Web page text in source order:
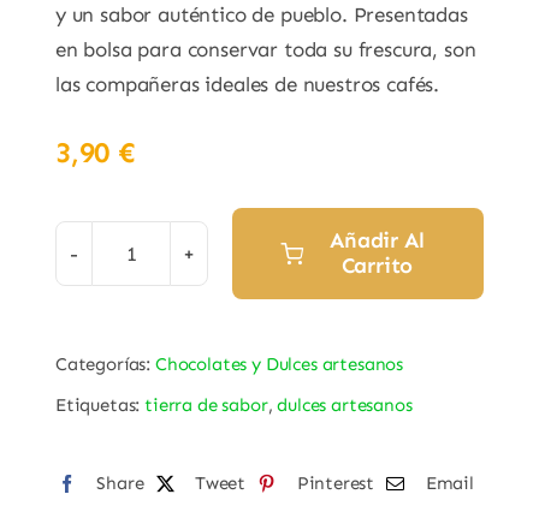
y un sabor auténtico de pueblo. Presentadas
en bolsa para conservar toda su frescura, son
las compañeras ideales de nuestros cafés.
3,90 €
Bolsa
Fritas
"El
de
Añadir Al
Carrito
Categorías: Chocolates y Dulces artesanos
Etiquetas:tierra de sabor,dulces artesanos
Share Tweet Pinterest Email